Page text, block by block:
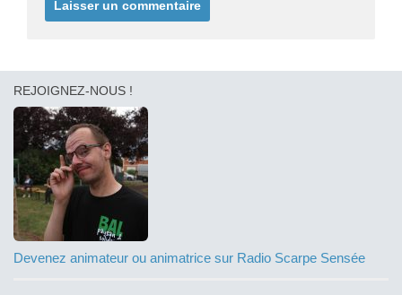
REJOIGNEZ-NOUS !
Devenez animateur ou animatrice sur Radio Scarpe Sensée